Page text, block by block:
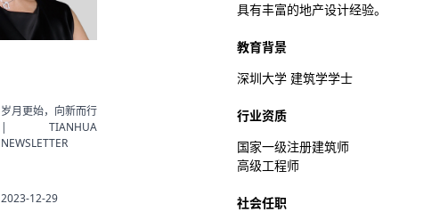
岁月更始，向新而行
| TIANHUA
NEWSLETTER
2023-12-29
具有丰富的地产设计经验。
教育背景
深圳大学 建筑学学士
行业资质
国家一级注册建筑师
高级工程师
社会任职